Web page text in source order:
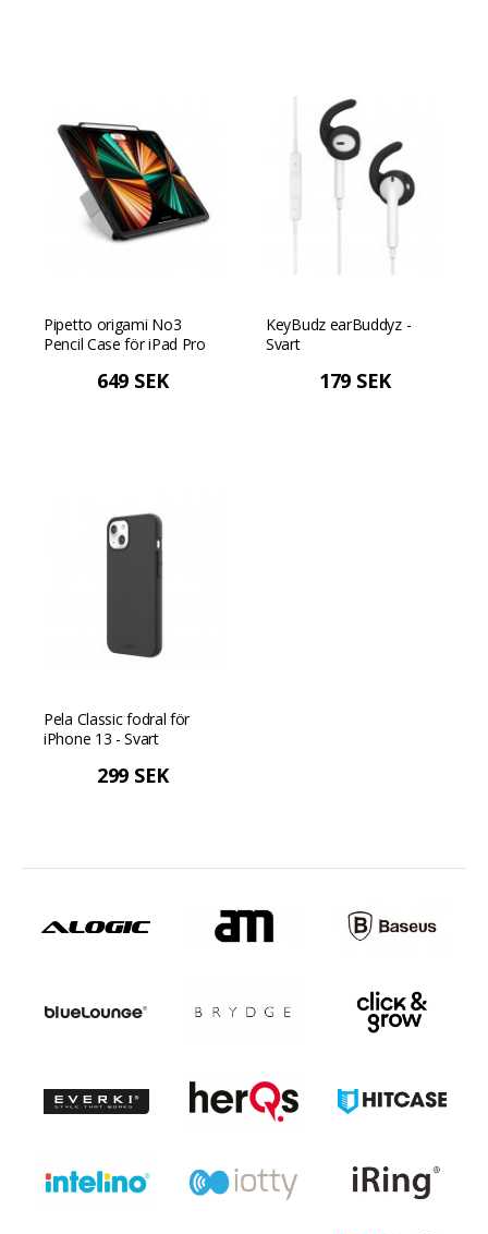
Pipetto origami No3
Pencil Case för iPad Pro
649 SEK
KeyBudz earBuddyz -
Svart
179 SEK
Pela Classic fodral för
iPhone 13 - Svart
299 SEK